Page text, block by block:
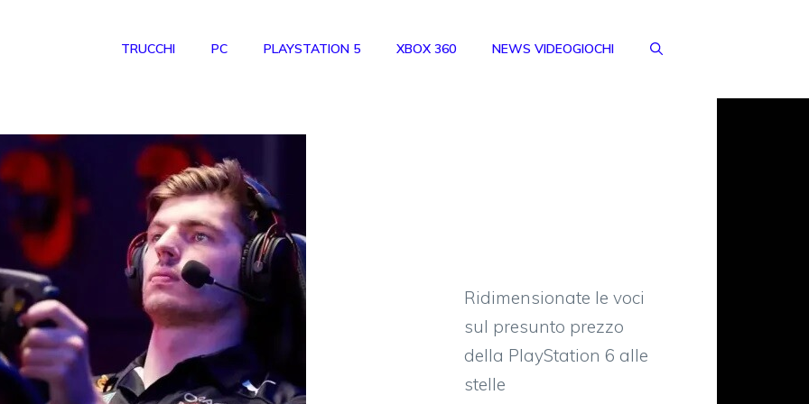
TRUCCHI PC PLAYSTATION 5 XBOX 360 NEWS VIDEOGIOCHI
Ridimensionate le voci
sul presunto prezzo
della PlayStation 6 alle
stelle